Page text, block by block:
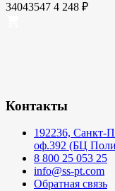
34043547 4 248 ₽
Контакты
192236, Санкт-
оф.392 (БЦ
8 800 25 053 25
info@ss-pt.com
Обратная связь